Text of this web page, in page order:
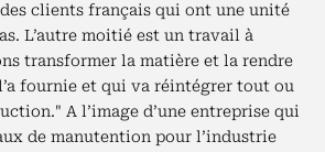
clients français qui ont une unité
L’autre moitié est un travail à
transformer la matière et la rendre
fournie et qui va réintégrer tout ou
A l’image d’une entreprise qui
de manutention pour l’industrie